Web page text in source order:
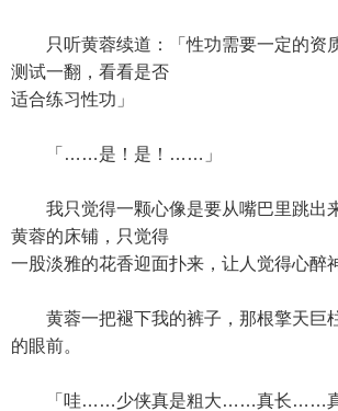
只听黄蓉续道：「性功需要一定的资
测试一翻，看看是否
适合练习性功」
「……是！是！……」
我只觉得一颗心像是要从嘴巴里跳出
黄蓉的床铺，只觉得
一股淡雅的花香迎面扑来，让人觉得心醉
黄蓉一把褪下我的裤子，那根擎天巨
的眼前。
「哇……少侠真是粗大……真长……